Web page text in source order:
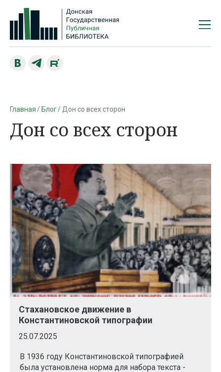
Главная Блог Дон со всех сторон
Дон со всех сторон
Стахановское движение в
Константиновской типографии
25.07.2025
В 1936 году Константиновской типографией
была установлена норма для набора текста -